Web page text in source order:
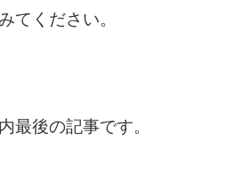
てください。
最後の記事です。